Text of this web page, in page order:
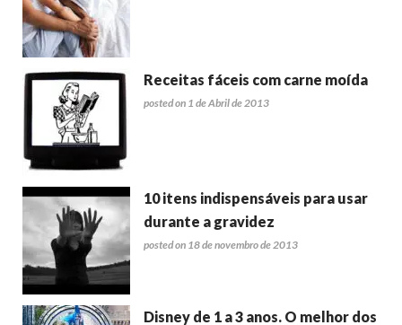
Receitas fáceis com carne moída
posted on 1 de Abril de 2013
10 itens indispensáveis para usar
durante a gravidez
posted on 18 de novembro de 2013
Disney de 1 a 3 anos. O melhor dos